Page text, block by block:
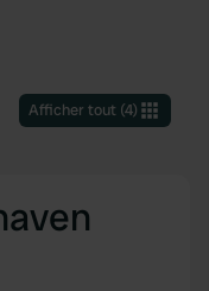
Afficher tout(4)